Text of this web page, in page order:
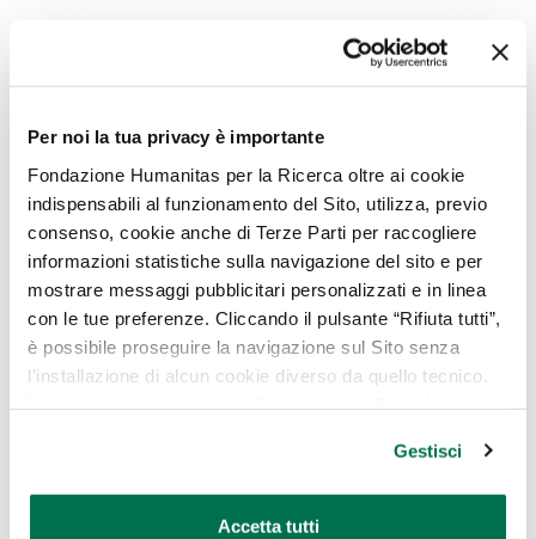
Per noi la tua privacy è importante
Fondazione Humanitas per la Ricerca oltre ai cookie
indispensabili al funzionamento del Sito, utilizza, previo
consenso, cookie anche di Terze Parti per raccogliere
informazioni statistiche sulla navigazione del sito e per
mostrare messaggi pubblicitari personalizzati e in linea
con le tue preferenze. Cliccando il pulsante “Rifiuta tutti”,
è possibile proseguire la navigazione sul Sito senza
l’installazione di alcun cookie diverso da quello tecnico.
oppure cliccare su “GESTISCI” per scegliere quali
cookie
Gestisci
Accetta tutti
Il medico può sospettare la presenza di una
cardiomiopatia ipertrofica qualora nel corso di
Per confermare la diagnosi possono essere
prescritte le seguenti analisi:
Indagini genetiche: si eseguono analizzando il
DNA dei globuli bianchi contenuti in un
campione di sangue ottenuto tramite un
normale prelievo venoso. È possibile
effettuare la ricerca delle mutazioni genetiche
identificata una mutazione collegata allo
sviluppo di cardiomiopatia ipertrofica, sarà poi
possibile studiare i familiari “sani”: coloro in